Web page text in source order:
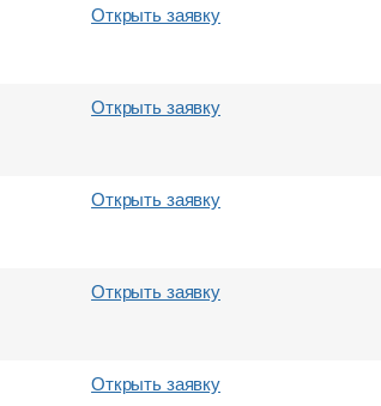
Открыть заявку
Открыть заявку
Открыть заявку
Открыть заявку
Открыть заявку